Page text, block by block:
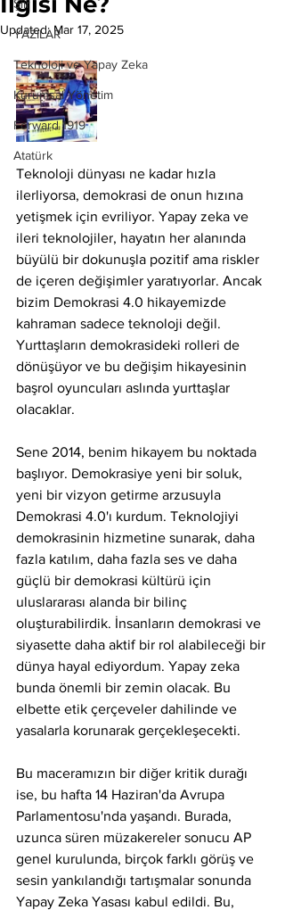
Şiir
YAZILAR
Teknoloji ve Yapay Zeka
Kurumsal Yönetim
Forward 1919
Atatürk
Updated:Mar 17, 2025
Teknoloji dünyası ne kadar hızla
ilerliyorsa, demokrasi de onun hızına
yetişmek için evriliyor. Yapay zeka ve
ileri teknolojiler, hayatın her alanında
büyülü bir dokunuşla pozitif ama riskler
de içeren değişimler yaratıyorlar. Ancak
bizim Demokrasi 4.0 hikayemizde
kahraman sadece teknoloji değil.
Yurttaşların demokrasideki rolleri de
dönüşüyor ve bu değişim hikayesinin
başrol oyuncuları aslında yurttaşlar
olacaklar.
Sene 2014, benim hikayem bu noktada
başlıyor. Demokrasiye yeni bir soluk,
yeni bir vizyon getirme arzusuyla
Demokrasi 4.0'ı kurdum. Teknolojiyi
demokrasinin hizmetine sunarak, daha
fazla katılım, daha fazla ses ve daha
güçlü bir demokrasi kültürü için
uluslararası alanda bir bilinç
oluşturabilirdik. İnsanların demokrasi ve
siyasette daha aktif bir rol alabileceği bir
dünya hayal ediyordum. Yapay zeka
bunda önemli bir zemin olacak. Bu
elbette etik çerçeveler dahilinde ve
yasalarla korunarak gerçekleşecekti.
Bu maceramızın bir diğer kritik durağı
ise, bu hafta 14 Haziran'da Avrupa
Parlamentosu'nda yaşandı. Burada,
uzunca süren müzakereler sonucu AP
genel kurulunda, birçok farklı görüş ve
sesin yankılandığı tartışmalar sonunda
Yapay Zeka Yasası kabul edildi. Bu,